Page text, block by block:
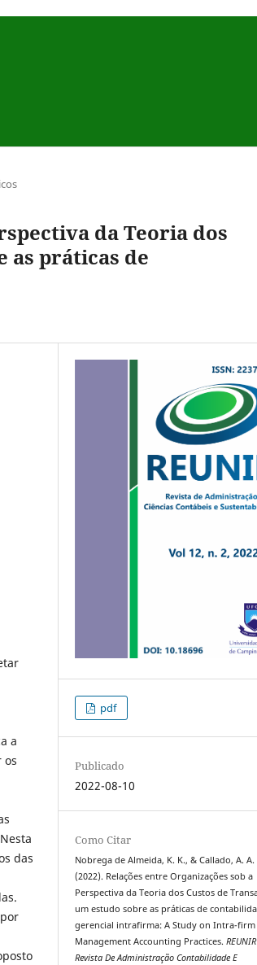
da Teoria dos
as práticas de
a
os
das
pdf
Publicado
2022-08-10
Como Citar
Nobrega de Almeida, K. K., & Callado, A. A.
(2022). Relações entre Organizações sob a
Perspectiva da Teoria dos Custos de
um estudo sobre as práticas de
gerencial intrafirma: A Study on Intra-firm
Management Accounting Practices.REUNIR
Revista De Administração Contabilidade E